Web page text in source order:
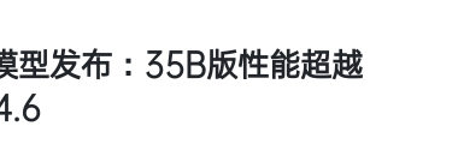
发布：35B版性能超越